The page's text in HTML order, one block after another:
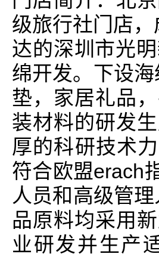
级旅行社门店
达的深圳市光
绵开发。下设
垫，家居礼品
装材料的研发
厚的科研技术
符合欧盟erach
人员和高级管
品原料均采用
业研发并生产